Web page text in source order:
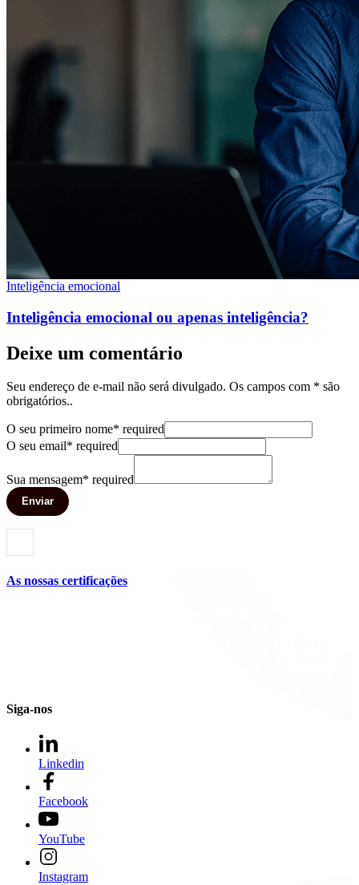
Inteligência emocional
Inteligência emocional ou apenas inteligência?
Deixe um comentário
Seu endereço de e-mail não será divulgado. Os campos com * são
obrigatórios..
O seu primeiro nome* required
O seu email* required
Sua mensagem* required
Enviar
As nossas certificações
Siga-nos
Linkedin
Facebook
YouTube
Instagram